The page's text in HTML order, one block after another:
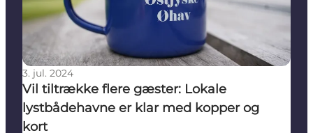
3. jul. 2024
Vil tiltrække flere gæster: Lokale
lystbådehavne er klar med kopper og
kort